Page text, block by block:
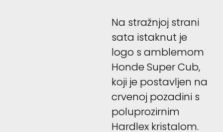
Na stražnjoj strani
sata istaknut je
logo s amblemom
Honde Super Cub,
koji je postavljen na
crvenoj pozadini s
poluprozirnim
Hardlex kristalom.